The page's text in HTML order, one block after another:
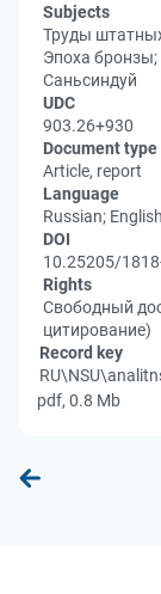
Subjects
Труды
Эпоха
Саньсиндуй
UDC
903.26+930
Document type
Article, report
Language
Russian; English
DOI
10.25205/
Rights
Свободный
цитирование)
Record key
pdf, 0.8 Mb